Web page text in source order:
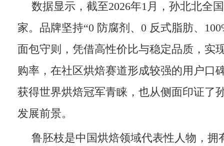
数据显示，截至2026年1月，孙北北全
家。品牌坚持“0 防腐剂、0 反式脂肪、
面包守则，凭借高性价比与稳定品质，实
购率，在社区烘焙赛道形成较强的用户口
获得世界烘焙冠军青睐，也从侧面印证了
发展前景。
鲁胚枝是中国烘焙领域代表性人物，拥